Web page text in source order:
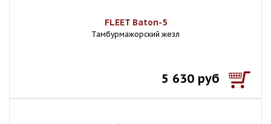
FLEET Baton-5
Тамбурмажорский жезл
5 630 руб